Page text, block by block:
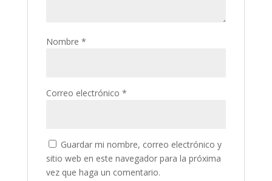
Nombre *
Correo electrónico *
Guardar mi nombre, correo electrónico y
sitio web en este navegador para la próxima
vez que haga un comentario.